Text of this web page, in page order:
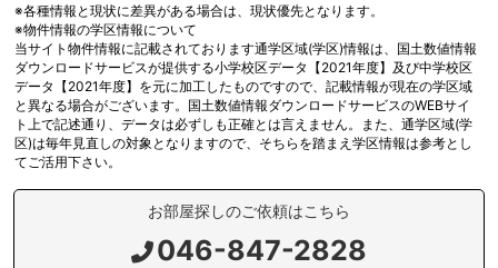
※各種情報と現状に差異がある場合は、現状優先となります。
※物件情報の学区情報について
当サイト物件情報に記載されております通学区域(学区)情報は、国土数値情報
ダウンロードサービスが提供する小学校区データ【2021年度】及び中学校区
データ【2021年度】を元に加工したものですので、記載情報が現在の学区域
と異なる場合がございます。国土数値情報ダウンロードサービスのWEBサイ
ト上で記述通り、データは必ずしも正確とは言えません。また、通学区域(学
区)は毎年見直しの対象となりますので、そちらを踏まえ学区情報は参考とし
てご活用下さい。
お部屋探しのご依頼はこちら
046-847-2828